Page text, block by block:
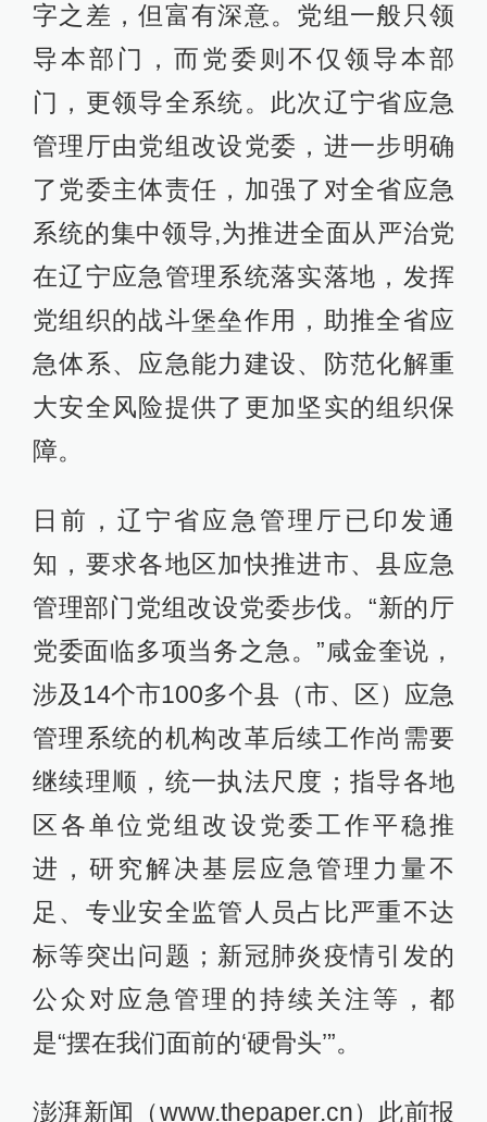
字之差，但富有深意。党组一般只领
导本部门，而党委则不仅领导本部
门，更领导全系统。此次辽宁省应急
管理厅由党组改设党委，进一步明确
了党委主体责任，加强了对全省应急
系统的集中领导,为推进全面从严治党
在辽宁应急管理系统落实落地，发挥
党组织的战斗堡垒作用，助推全省应
急体系、应急能力建设、防范化解重
大安全风险提供了更加坚实的组织保
障。
日前，辽宁省应急管理厅已印发通
知，要求各地区加快推进市、县应急
管理部门党组改设党委步伐。“新的厅
党委面临多项当务之急。”咸金奎说，
涉及14个市100多个县（市、区）应急
管理系统的机构改革后续工作尚需要
继续理顺，统一执法尺度；指导各地
区各单位党组改设党委工作平稳推
进，研究解决基层应急管理力量不
足、专业安全监管人员占比严重不达
标等突出问题；新冠肺炎疫情引发的
公众对应急管理的持续关注等，都
是“摆在我们面前的‘硬骨头’”。
澎湃新闻（www.thepaper.cn）此前报